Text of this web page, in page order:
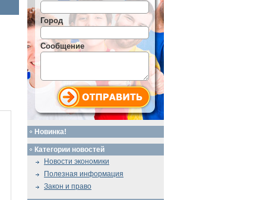
Город
Сообщение
Новинка!
Категории новостей
Новости экономики
Полезная информация
Закон и право